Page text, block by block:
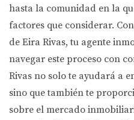
hasta la comunidad en la
factores que considerar.
de Eira Rivas, tu agente
navegar este proceso con
Rivas no solo te ayudará a
sino que también te
sobre el mercado